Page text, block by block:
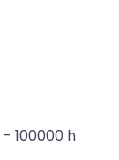
- 100000 h